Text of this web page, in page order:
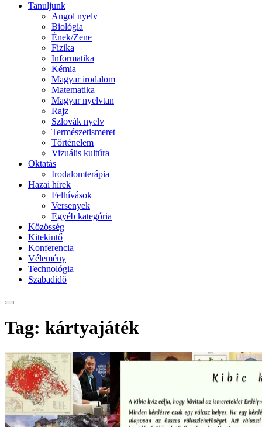
Tanuljunk
Angol nyelv
Biológia
Ének/Zene
Fizika
Informatika
Kémia
Magyar irodalom
Matematika
Magyar nyelvtan
Rajz
Szlovák nyelv
Természetismeret
Történelem
Vizuális kultúra
Oktatás
Irodalomterápia
Hazai hírek
Felhívások
Versenyek
Egyéb kategória
Közösség
Kitekintő
Konferencia
Vélemény
Technológia
Szabadidő
Tag: kártyajáték